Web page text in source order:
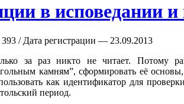
в исповедании
/ Дата регистрации — 23.09.2013
за раз никто не читает. Потому
камням”, сформировать её
как идентификатор для
период.